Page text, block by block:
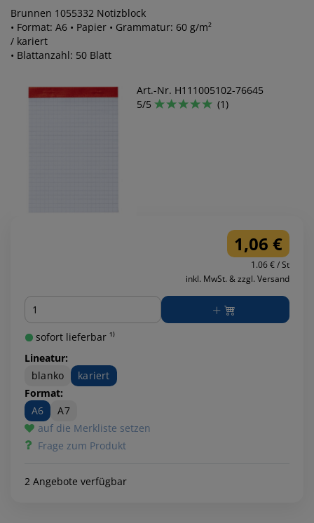
Brunnen 1055332 Notizblock
• Format: A6 • Papier • Grammatur: 60 g/m²
/ kariert
• Blattanzahl: 50 Blatt
Art.-Nr. H111005102-76645
5/5
(1)
1,06 €
1.06 € / St
inkl. MwSt. & zzgl. Versand
Menge
sofort lieferbar ¹⁾
Lineatur:
blanko
kariert
Format:
A6
A7
auf die Merkliste setzen
Frage zum Produkt
2 Angebote verfügbar